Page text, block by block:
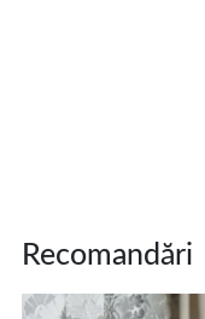
Recomandări